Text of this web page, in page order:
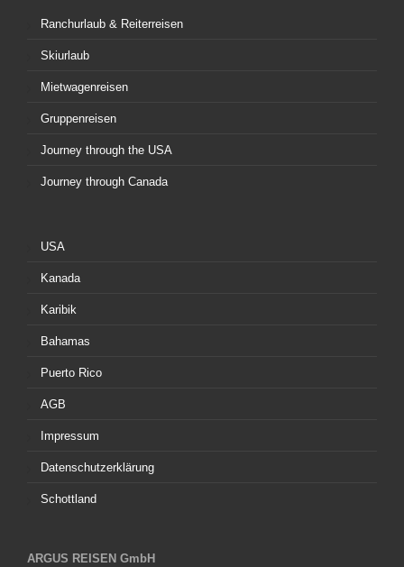
Ranchurlaub & Reiterreisen
Skiurlaub
Mietwagenreisen
Gruppenreisen
Journey through the USA
Journey through Canada
USA
Kanada
Karibik
Bahamas
Puerto Rico
AGB
Impressum
Datenschutzerklärung
Schottland
ARGUS REISEN GmbH